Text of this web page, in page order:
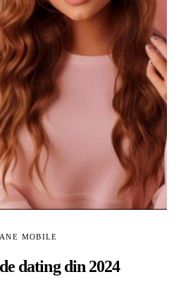
MOBILE
dating din 2024